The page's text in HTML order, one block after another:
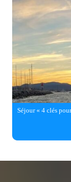
Séjour « 4 clés